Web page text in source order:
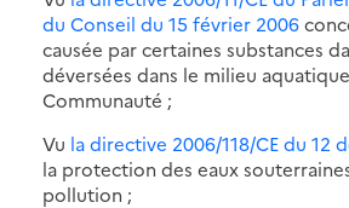
du Conseil du 15 février 2006
causée par certaines substances
déversées dans le milieu
Communauté ;
Vu la directive 2006/118/CE du 12
la protection des eaux
pollution ;